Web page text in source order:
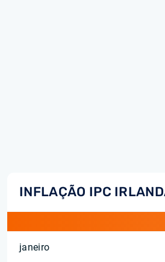
INFLAÇÃO IPC
janeiro